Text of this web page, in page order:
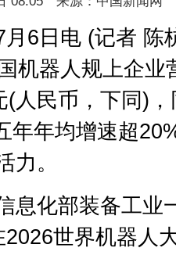
6日电 (记者 陈
机器人规上企业
(人民币，下同)，
年年均增速超
力。
化部装备工业
世界机器人